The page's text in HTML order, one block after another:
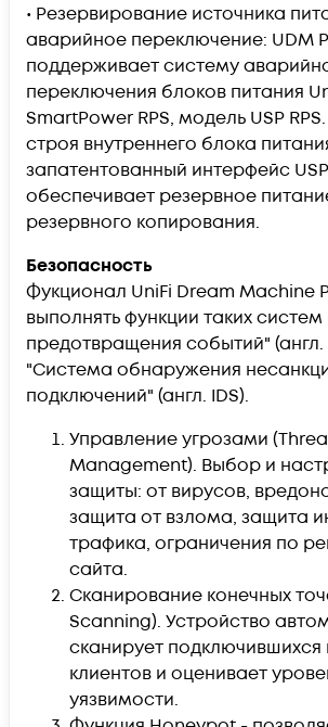
• Резервирование источника
аварийное переключение: UDM
поддерживает систему
переключения блоков питания
SmartPower RPS, модель USP
строя внутреннего блока
запатентованный интерфейс USP
обеспечивает резервное
резервного копирования.
Безопасность
Фукционал UniFi Dream Machine
выполнять функции таких
предотвращения событий" (англ.
"Система обнаружения
подключений" (англ. IDS).
Управление угрозами
Management). Выбор и
защиты: от вирусов,
защита от взлома, защита
трафика, ограничения по
сайта.
Сканирование конечных
Scanning). Устройство
сканирует подключившихся
клиентов и оценивает
уязвимости.